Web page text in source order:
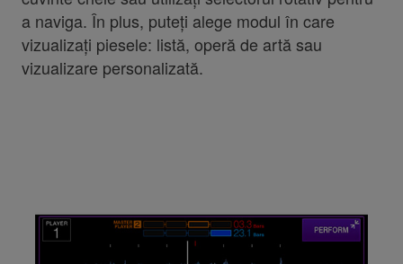
a naviga. În plus, puteți alege modul în care
vizualizați piesele: listă, operă de artă sau
vizualizare personalizată.